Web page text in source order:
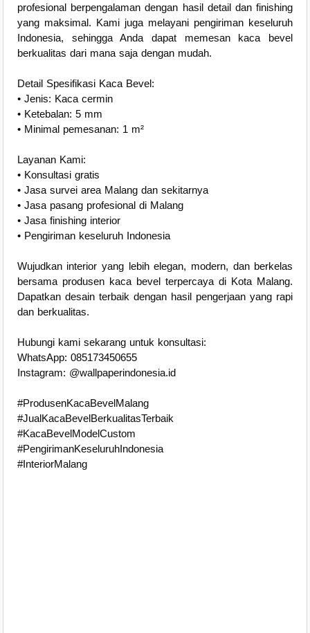
profesional berpengalaman dengan hasil detail dan finishing
yang maksimal. Kami juga melayani pengiriman keseluruh
Indonesia, sehingga Anda dapat memesan kaca bevel
berkualitas dari mana saja dengan mudah.
Detail Spesifikasi Kaca Bevel:
• Jenis: Kaca cermin
• Ketebalan: 5 mm
• Minimal pemesanan: 1 m²
Layanan Kami:
• Konsultasi gratis
• Jasa survei area Malang dan sekitarnya
• Jasa pasang profesional di Malang
• Jasa finishing interior
• Pengiriman keseluruh Indonesia
Wujudkan interior yang lebih elegan, modern, dan berkelas
bersama produsen kaca bevel terpercaya di Kota Malang.
Dapatkan desain terbaik dengan hasil pengerjaan yang rapi
dan berkualitas.
Hubungi kami sekarang untuk konsultasi:
WhatsApp: 085173450655
Instagram: @wallpaperindonesia.id
#ProdusenKacaBevelMalang
#JualKacaBevelBerkualitasTerbaik
#KacaBevelModelCustom
#PengirimanKeseluruhIndonesia
#InteriorMalang